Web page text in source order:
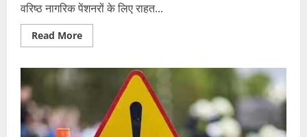
वरिष्ठ नागरिक पेंशनरों के लिए राहत...
Read MoreRead
more
सरकार
वर्ष
या